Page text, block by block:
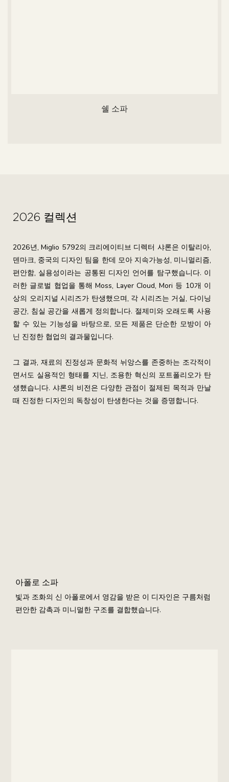
쉘 소파
2026 컬렉션
2026년, Miglio 5792의 크리에이티브 디렉터 샤론은 이탈리아,
덴마크, 중국의 디자인 팀을 한데 모아 지속가능성, 미니멀리즘,
편안함, 실용성이라는 공통된 디자인 언어를 탐구했습니다. 이
러한 글로벌 협업을 통해 Moss, Layer Cloud, Mori 등 10개 이
상의 오리지널 시리즈가 탄생했으며, 각 시리즈는 거실, 다이닝
공간, 침실 공간을 새롭게 정의합니다. 절제미와 오래도록 사용
할 수 있는 기능성을 바탕으로, 모든 제품은 단순한 모방이 아
닌 진정한 협업의 결과물입니다.
그 결과, 재료의 진정성과 문화적 뉘앙스를 존중하는 조각적이
면서도 실용적인 형태를 지닌, 조용한 혁신의 포트폴리오가 탄
생했습니다. 샤론의 비전은 다양한 관점이 절제된 목적과 만날
때 진정한 디자인의 독창성이 탄생한다는 것을 증명합니다.
아폴로 소파
빛과 조화의 신 아폴로에서 영감을 받은 이 디자인은 구름처럼
편안한 감촉과 미니멀한 구조를 결합했습니다.